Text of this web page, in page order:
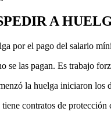
A
por el pago del salario
se las pagan. Es trabajo
la huelga iniciaron los
contratos de protección